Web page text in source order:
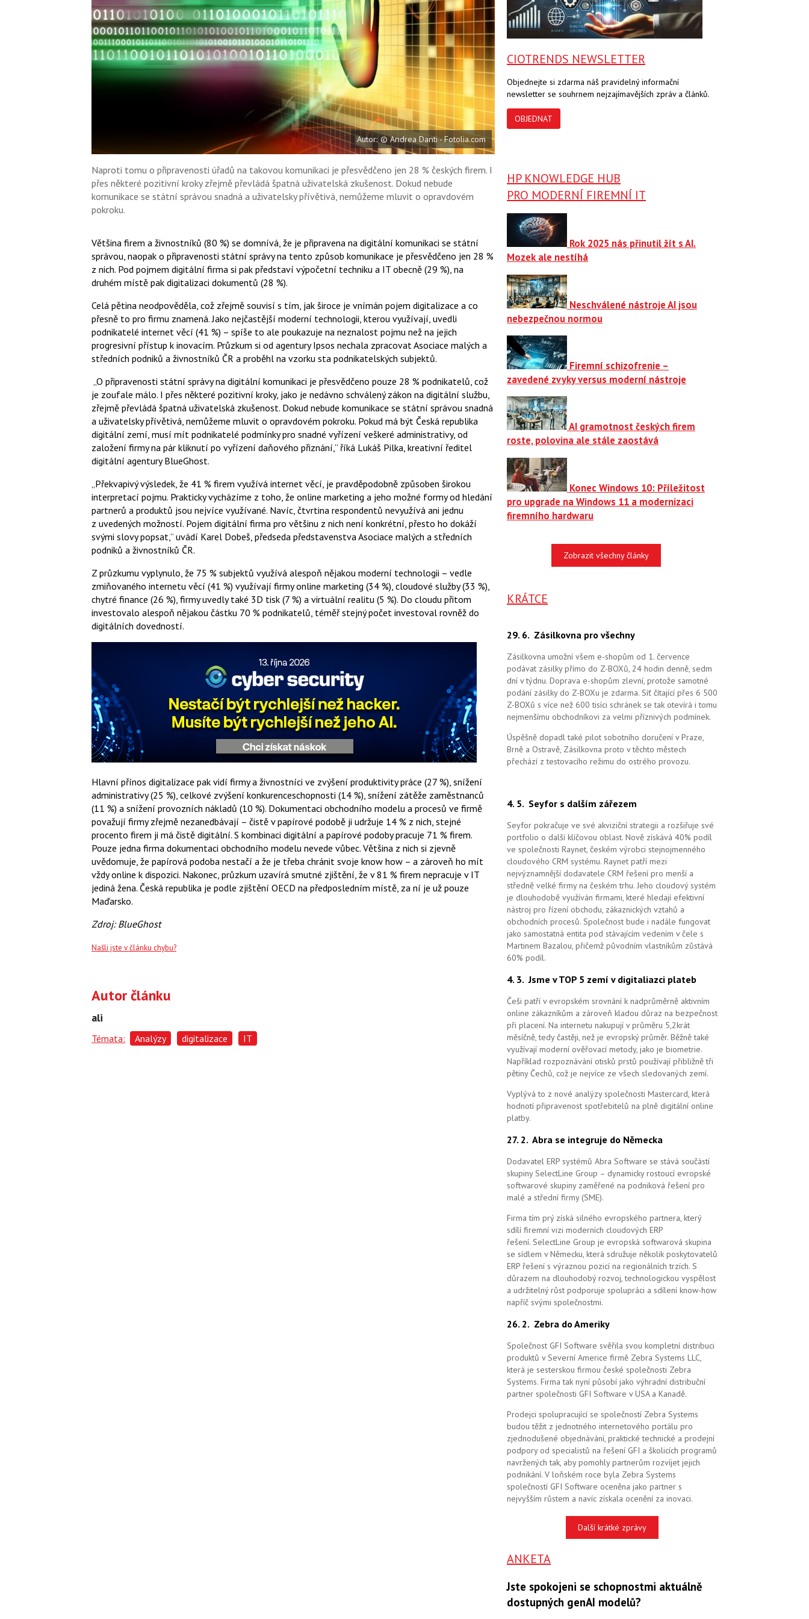
F
a
b
o
í
t
X
Autor: © Andrea Danti - Fotolia.com
Naproti tomu o připravenosti úřadů na takovou komunikaci je přesvědčeno jen 28 % českých firem. I
přes některé pozitivní kroky zřejmě převládá špatná uživatelská zkušenost. Dokud nebude
komunikace se státní správou snadná a uživatelsky přívětivá, nemůžeme mluvit o opravdovém
pokroku.
Většina firem a živnostníků (80 %) se domnívá, že je připravena na digitální komunikaci se státní
správou, naopak o připravenosti státní správy na tento způsob komunikace je přesvědčeno jen 28 %
z nich. Pod pojmem digitální firma si pak představí výpočetní techniku a IT obecně (29 %), na
druhém místě pak digitalizaci dokumentů (28 %).
Celá pětina neodpověděla, což zřejmě souvisí s tím, jak široce je vnímán pojem digitalizace a co
přesně to pro firmu znamená. Jako nejčastější moderní technologii, kterou využívají, uvedli
podnikatelé internet věcí (41 %) – spíše to ale poukazuje na neznalost pojmu než na jejich
progresivní přístup k inovacím. Průzkum si od agentury Ipsos nechala zpracovat Asociace malých a
středních podniků a živnostníků ČR a proběhl na vzorku sta podnikatelských subjektů.
„O připravenosti státní správy na digitální komunikaci je přesvědčeno pouze 28 % podnikatelů, což
je zoufale málo. I přes některé pozitivní kroky, jako je nedávno schválený zákon na digitální službu,
zřejmě převládá špatná uživatelská zkušenost. Dokud nebude komunikace se státní správou snadná
a uživatelsky přívětivá, nemůžeme mluvit o opravdovém pokroku. Pokud má být Česká republika
digitální zemí, musí mít podnikatelé podmínky pro snadné vyřízení veškeré administrativy, od
založení firmy na pár kliknutí po vyřízení daňového přiznání,” říká Lukáš Pilka, kreativní ředitel
digitální agentury BlueGhost.
„Překvapivý výsledek, že 41 % firem využívá internet věcí, je pravděpodobně způsoben širokou
interpretací pojmu. Prakticky vycházíme z toho, že online marketing a jeho možné formy od hledání
partnerů a produktů jsou nejvíce využívané. Navíc, čtvrtina respondentů nevyužívá ani jednu
z uvedených možností. Pojem digitální firma pro většinu z nich není konkrétní, přesto ho dokáží
svými slovy popsat,” uvádí Karel Dobeš, předseda představenstva Asociace malých a středních
podniků a živnostníků ČR.
Z průzkumu vyplynulo, že 75 % subjektů využívá alespoň nějakou moderní technologii – vedle
zmiňovaného internetu věcí (41 %) využívají firmy online marketing (34 %), cloudové služby (33 %),
chytré finance (26 %), firmy uvedly také 3D tisk (7 %) a virtuální realitu (5 %). Do cloudu přitom
investovalo alespoň nějakou částku 70 % podnikatelů, téměř stejný počet investoval rovněž do
digitálních dovedností.
Hlavní přínos digitalizace pak vidí firmy a živnostníci ve zvýšení produktivity práce (27 %), snížení
administrativy (25 %), celkové zvýšení konkurenceschopnosti (14 %), snížení zátěže zaměstnanců
(11 %) a snížení provozních nákladů (10 %). Dokumentaci obchodního modelu a procesů ve firmě
považují firmy zřejmě nezanedbávají – čistě v papírové podobě ji udržuje 14 % z nich, stejné
procento firem ji má čistě digitální. S kombinaci digitální a papírové podoby pracuje 71 % firem.
Pouze jedna firma dokumentaci obchodního modelu nevede vůbec. Většina z nich si zjevně
uvědomuje, že papírová podoba nestačí a že je třeba chránit svoje know how – a zároveň ho mít
vždy online k dispozici. Nakonec, průzkum uzavírá smutné zjištění, že v 81 % firem nepracuje v IT
jediná žena. Česká republika je podle zjištění OECD na předposledním místě, za ní je už pouze
Maďarsko.
Zdroj: BlueGhost
Našli jste v článku chybu?
Autor článku
ali
Témata: Analýzy digitalizace IT
CIOTRENDS NEWSLETTER
Objednejte si zdarma náš pravidelný informační
newsletter se souhrnem nejzajímavějších zpráv a článků.
OBJEDNAT
HP KNOWLEDGE HUB
PRO MODERNÍ FIREMNÍ IT
Rok 2025 nás přinutil žít s AI.
Mozek ale nestíhá
Neschválené nástroje AI jsou
nebezpečnou normou
Firemní schizofrenie –
zavedené zvyky versus moderní nástroje
AI gramotnost českých firem
roste, polovina ale stále zaostává
Konec Windows 10: Příležitost
pro upgrade na Windows 11 a modernizaci
firemního hardwaru
Zobrazit všechny články
KRÁTCE
29. 6. Zásilkovna pro všechny
Zásilkovna umožní všem e-shopům od 1. července
podávat zásilky přímo do Z-BOXů, 24 hodin denně, sedm
dní v týdnu. Doprava e-shopům zlevní, protože samotné
podání zásilky do Z-BOXu je zdarma. Síť čítající přes 6 500
Z-BOXů s více než 600 tisíci schránek se tak otevírá i tomu
nejmenšímu obchodníkovi za velmi příznivých podmínek.
Úspěšně dopadl také pilot sobotního doručení v Praze,
Brně a Ostravě, Zásilkovna proto v těchto městech
přechází z testovacího režimu do ostrého provozu.
4. 5. Seyfor s dalším zářezem
Seyfor pokračuje ve své akviziční strategii a rozšiřuje své
portfolio o další klíčovou oblast. Nově získává 40% podíl
ve společnosti Raynet, českém výrobci stejnojmenného
cloudového CRM systému. Raynet patří mezi
nejvýznamnější dodavatele CRM řešení pro menší a
středně velké firmy na českém trhu. Jeho cloudový systém
je dlouhodobě využíván firmami, které hledají efektivní
nástroj pro řízení obchodu, zákaznických vztahů a
obchodních procesů. Společnost bude i nadále fungovat
jako samostatná entita pod stávajícím vedením v čele s
Martinem Bazalou, přičemž původním vlastníkům zůstává
60% podíl.
4. 3.Jsme v TOP 5 zemí v digitaliazci plateb
Češi patří v evropském srovnání k nadprůměrně aktivním
online zákazníkům a zároveň kladou důraz na bezpečnost
při placení. Na internetu nakupují v průměru 5,2krát
měsíčně, tedy častěji, než je evropský průměr. Běžně také
využívají moderní ověřovací metody, jako je biometrie.
Například rozpoznávání otisků prstů používají přibližně tři
pětiny Čechů, což je nejvíce ze všech sledovaných zemí.
Vyplývá to z nové analýzy společnosti Mastercard, která
hodnotí připravenost spotřebitelů na plně digitální online
platby.
27. 2. Abra se integruje do Německa
Dodavatel ERP systémů Abra Software se stává součástí
skupiny SelectLine Group – dynamicky rostoucí evropské
softwarové skupiny zaměřené na podniková řešení pro
malé a střední firmy (SME).
Firma tím prý získá silného evropského partnera, který
sdílí firemní vizi moderních cloudových ERP
řešení. SelectLine Group je evropská softwarová skupina
se sídlem v Německu, která sdružuje několik poskytovatelů
ERP řešení s výraznou pozicí na regionálních trzích. S
důrazem na dlouhodobý rozvoj, technologickou vyspělost
a udržitelný růst podporuje spolupráci a sdílení know-how
napříč svými společnostmi.
26. 2. Zebra do Ameriky
Společnost GFI Software svěřila svou kompletní distribuci
produktů v Severní Americe firmě Zebra Systems LLC,
která je sesterskou firmou české společnosti Zebra
Systems. Firma tak nyní působí jako výhradní distribuční
partner společnosti GFI Software v USA a Kanadě.
Prodejci spolupracující se společností Zebra Systems
budou těžit z jednotného internetového portálu pro
zjednodušené objednávání, praktické technické a prodejní
podpory od specialistů na řešení GFI a školicích programů
navržených tak, aby pomohly partnerům rozvíjet jejich
podnikání. V loňském roce byla Zebra Systems
společností GFI Software oceněna jako partner s
nejvyšším růstem a navíc získala ocenění za inovaci.
Další krátké zprávy
ANKETA
Jste spokojeni se schopnostmi aktuálně
dostupných genAI modelů?